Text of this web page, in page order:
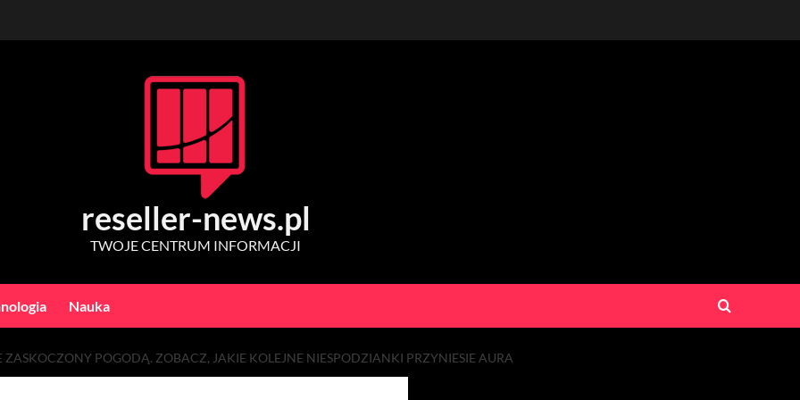
reseller-news.pl
TWOJE CENTRUM INFORMACJI
Nauka
POGODĄ. ZOBACZ, JAKIE KOLEJNE NIESPODZIANKI PRZYNIESIE AURA